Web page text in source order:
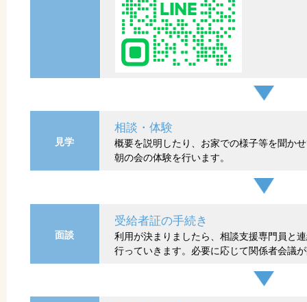
見学
相談・体験
概要を説明したり、お家での様子等を聞か
朝の会の体験を行います。
面談
受給者証の手続き
利用が決まりましたら、相談支援専門員と
行っていきます。必要に応じて関係者会議